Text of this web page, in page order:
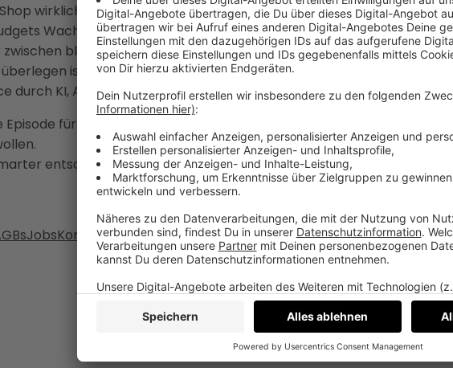
wirklich datengetrieben ist
Wachstum ausbremsen
blindem Algorithmus-Vertrauen und Over-Engineering
ist – und wo der Mensch unverzichtbar bleibt
durch KI, Agents und neue Kaufprozesse verändern wird
für alle, die
entscheiden.
JobsKontaktWerben